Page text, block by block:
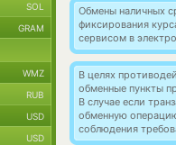
Обмены наличных
фиксирования
сервисом в
В целях
обменные пункты
В случае если
обменную
соблюдения
SOL
GRAM
WMZ
RUB
USD
USD